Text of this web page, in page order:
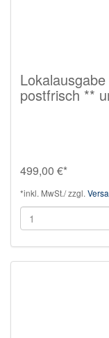
postfrisch **
499,00 €*
*inkl. MwSt./ zzgl.